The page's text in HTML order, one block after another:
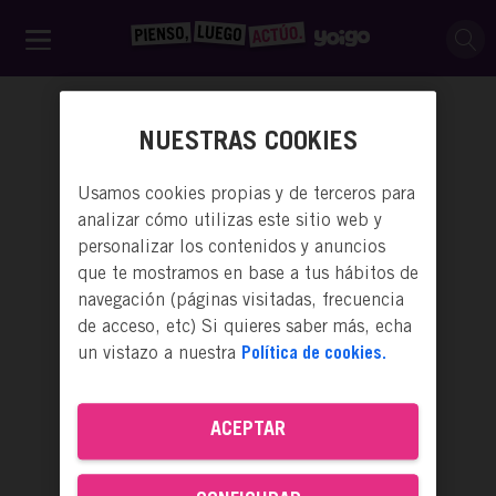
ACTÚA
PODCAST
NUESTRAS COOKIES
Usamos cookies propias y de terceros para
analizar cómo utilizas este sitio web y
personalizar los contenidos y anuncios
que te mostramos en base a tus hábitos de
navegación (páginas visitadas, frecuencia
de acceso, etc) Si quieres saber más, echa
un vistazo a nuestra Política de cookies.
ACEPTAR